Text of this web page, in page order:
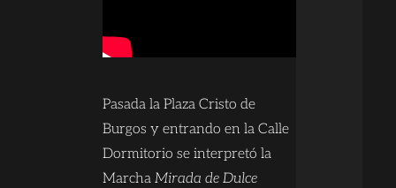
Pasada la Plaza Cristo de
Burgos y entrando en la Calle
Dormitorio se interpretó la
Marcha Mirada de Dulce